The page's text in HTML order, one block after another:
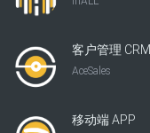
客户管理 CRM
AceSales
移动端 APP